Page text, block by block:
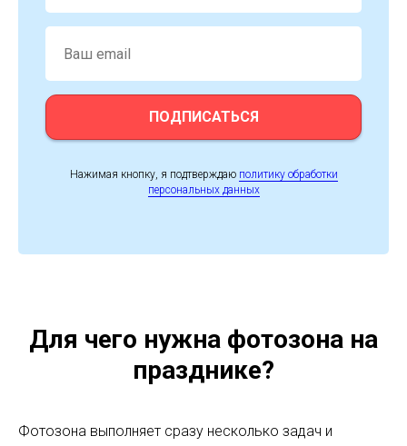
ПОДПИСАТЬСЯ
Нажимая кнопку, я подтверждаю политику обработки
персональных данных
Для чего нужна фотозона на
празднике?
Фотозона выполняет сразу несколько задач и